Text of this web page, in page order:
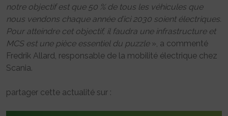
notre objectif est que 50 % de tous les véhicules que
nous vendons chaque année d’ici 2030 soient électriques.
Pour atteindre cet objectif, il faudra une infrastructure et
MCS est une pièce essentiel du puzzle», a commenté
Fredrik Allard, responsable de la mobilité électrique chez
Scania.
partager cette actualité sur :